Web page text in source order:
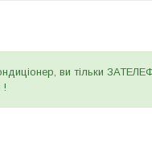
ви тільки
!